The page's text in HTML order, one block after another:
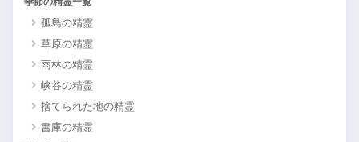
孤島の精霊
草原の精霊
雨林の精霊
峡谷の精霊
捨てられた地の精霊
書庫の精霊